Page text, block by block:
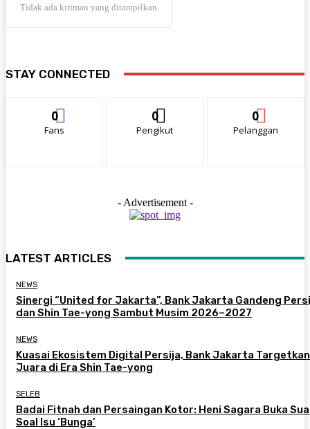
Tidak ada kiriman yang ditampilkan
STAY CONNECTED
0
Fans
0
Pengikut
0
Pelanggan
- Advertisement -
LATEST ARTICLES
NEWS
Sinergi “United for Jakarta”, Bank Jakarta Gandeng
dan Shin Tae-yong Sambut Musim 2026–2027
NEWS
Kuasai Ekosistem Digital Persija, Bank Jakarta Targetkan
Juara di Era Shin Tae-yong
SELEB
Badai Fitnah dan Persaingan Kotor: Heni Sagara Buka
Soal Isu ‘Bunga’